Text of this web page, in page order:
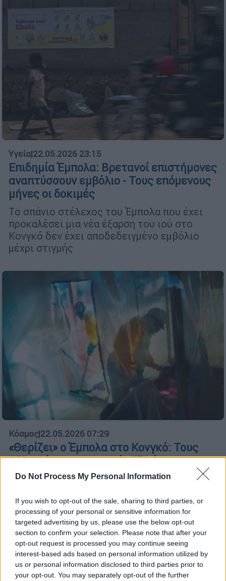
Do Not Process My Personal Information
If you wish to opt-out of the sale, sharing to third parties, or
processing of your personal or sensitive information for
targeted advertising by us, please use the below opt-out
section to confirm your selection. Please note that after your
opt-out request is processed you may continue seeing
interest-based ads based on personal information utilized by
us or personal information disclosed to third parties prior to
your opt-out. You may separately opt-out of the further
Υγεία|22.05.2026 23:15
Επιδημία Έμπολα: Βρετανοί επιστήμονες
αναπτύσσουν εμβόλιο - Τους επόμενους
μήνες οι δοκιμές
Το σπάνιο στέλεχος του Έμπολα που έχει
προκαλέσει μια νέα έξαρση του ιού στο
Κονγκό δεν έχει αποδεδειγμένο εμβόλιο
μέχρι στιγμής
Κόσμος|22.05.2026 07:29
«Θερίζει» ο Έμπολα στο Κονγκό: Τους
160 φτάνουν οι νεκροί - 671 ύποπτα
κρούσματα
κι εξαιρετικά θανατηφόρο ιό Έμπολα
συνεχίζει θα αυξάνεται με ταχύ ρυθμό,